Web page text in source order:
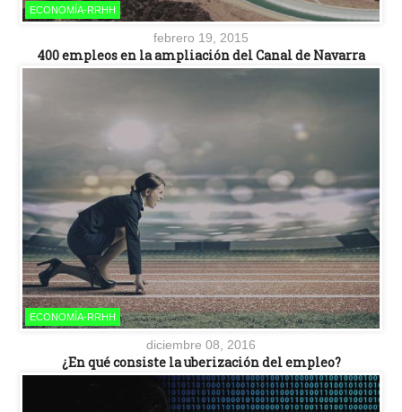
ECONOMÍA-RRHH
febrero 19, 2015
400 empleos en la ampliación del Canal de Navarra
ECONOMÍA-RRHH
diciembre 08, 2016
¿En qué consiste la uberización del empleo?